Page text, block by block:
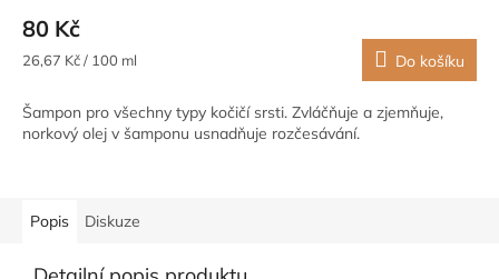
80 Kč
Měrná
26,67 Kč / 100 ml Do košíku
Šampon pro všechny typy kočičí srsti. Zvláčňuje a zjemňuje,
norkový olej v šamponu usnadňuje rozčesávání.
Popis Diskuze